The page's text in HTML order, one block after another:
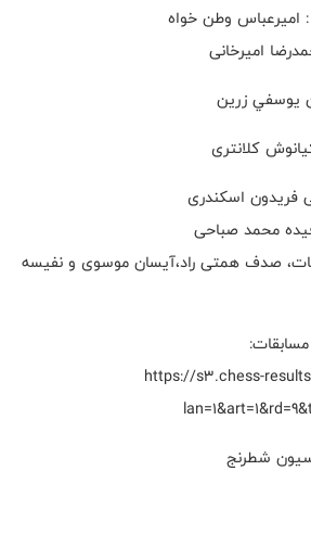
امیرخانی
يوسفي زرين
کلانتری
فریدون اسکندری
محمد صباحی
صدف همتی راد،آیسان موسوی و نفيسه
https://s3.chess-
شطرنج